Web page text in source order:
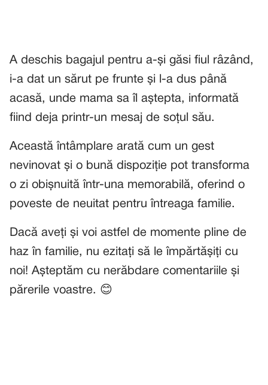
A deschis bagajul pentru a-și găsi fiul râzând,
i-a dat un sărut pe frunte și l-a dus până
acasă, unde mama sa îl aștepta, informată
fiind deja printr-un mesaj de soțul său.
Această întâmplare arată cum un gest
nevinovat și o bună dispoziție pot transforma
o zi obișnuită într-una memorabilă, oferind o
poveste de neuitat pentru întreaga familie.
Dacă aveți și voi astfel de momente pline de
haz în familie, nu ezitați să le împărtășiți cu
noi! Așteptăm cu nerăbdare comentariile și
părerile voastre. 😊